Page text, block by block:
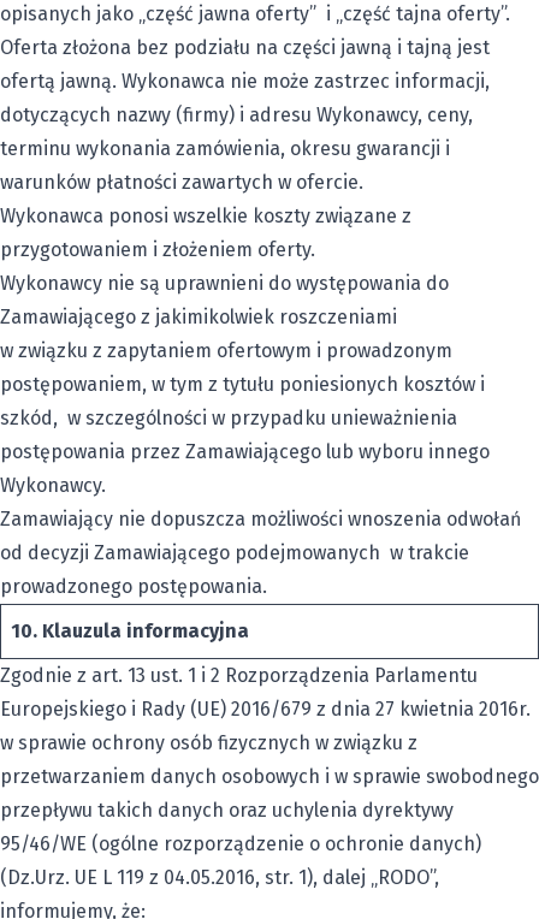
opisanych jako „część jawna oferty” i „część tajna oferty”.
Oferta złożona bez podziału na części jawną i tajną jest
ofertą jawną. Wykonawca nie może zastrzec informacji,
dotyczących nazwy (firmy) i adresu Wykonawcy, ceny,
terminu wykonania zamówienia, okresu gwarancji i
warunków płatności zawartych w ofercie.
Wykonawca ponosi wszelkie koszty związane z
przygotowaniem i złożeniem oferty.
Wykonawcy nie są uprawnieni do występowania do
Zamawiającego z jakimikolwiek roszczeniami
w związku z zapytaniem ofertowym i prowadzonym
postępowaniem, w tym z tytułu poniesionych kosztów i
szkód, w szczególności w przypadku unieważnienia
postępowania przez Zamawiającego lub wyboru innego
Wykonawcy.
Zamawiający nie dopuszcza możliwości wnoszenia odwołań
od decyzji Zamawiającego podejmowanych w trakcie
prowadzonego postępowania.
10. Klauzula informacyjna
Zgodnie z art. 13 ust. 1 i 2 Rozporządzenia Parlamentu
Europejskiego i Rady (UE) 2016/679 z dnia 27 kwietnia 2016r.
w sprawie ochrony osób fizycznych w związku z
przetwarzaniem danych osobowych i w sprawie swobodnego
przepływu takich danych oraz uchylenia dyrektywy
95/46/WE (ogólne rozporządzenie o ochronie danych)
(Dz.Urz. UE L 119 z 04.05.2016, str. 1), dalej „RODO”,
informujemy, że: